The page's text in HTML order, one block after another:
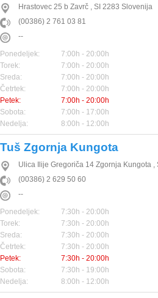
Hrastovec 25 b Zavrč , SI 2283 Slovenija
(00386) 2 761 03 81
--
Ponedeljek:
7:00h - 20:00h
Torek:
7:00h - 20:00h
Sreda:
7:00h - 20:00h
Četrtek:
7:00h - 20:00h
Petek:
7:00h - 20:00h
Sobota:
7:00h - 17:00h
Nedelja:
8:00h - 12:00h
Tuš Zgornja Kungota
Ulica Ilije Gregoriča 14 Zgornja Kungota ,
(00386) 2 629 50 60
--
Ponedeljek:
7:30h - 20:00h
Torek:
7:30h - 20:00h
Sreda:
7:30h - 20:00h
Četrtek:
7:30h - 20:00h
Petek:
7:30h - 20:00h
Sobota:
7:30h - 19:00h
Nedelja:
8:00h - 12:00h